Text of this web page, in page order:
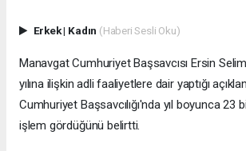
Erkek| Kadın (Haberi Sesli Oku)
Manavgat Cumhuriyet Başsavcısı Ersin
yılına ilişkin adli faaliyetlere dair yaptığı
Cumhuriyet Başsavcılığı'nda yıl boyunca 23
işlem gördüğünü belirtti.